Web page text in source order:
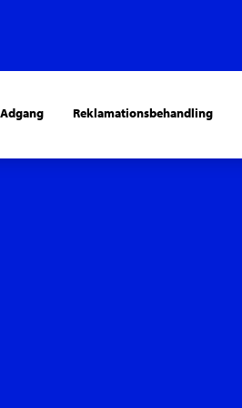
Reklamationsbehandling